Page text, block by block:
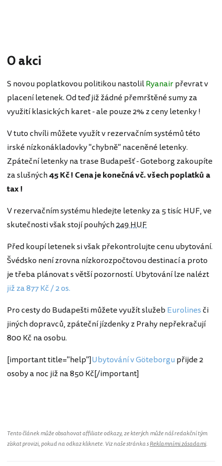
O akci
S novou poplatkovou politikou nastolilRyanairpřevrat v
placení letenek. Od teď již žádné přemrštěné sumy za
využití klasických karet - ale pouze 2% z ceny letenky !
V tuto chvíli můžete využít v rezervačním systémů této
irské nízkonákladovky "chybně" naceněné letenky.
Zpáteční letenky na trase Budapešť - Goteborg zakoupíte
za slušných45 Kč ! Cena je konečná vč. všech poplatků a
tax !
V rezervačním systému hledejte letenky za 5 tisíc HUF, ve
skutečnosti však stojí pouhých249 HUF
Před koupí letenek si však překontrolujte cenu ubytování.
Švédsko není zrovna nízkorozpočtovou destinací a proto
je třeba plánovat s větší pozorností. Ubytování lze nalézt
již za 877 Kč / 2 os.
Pro cesty do Budapešti můžete využít služeb Eurolinesči
jiných dopravců, zpáteční jízdenky z Prahy nepřekračují
800 Kč na osobu.
[important title="help"]Ubytování v Göteborgu přijde 2
osoby a noc již na 850 Kč[/important]
Tento článek může obsahovat affiliate odkazy, ze kterých může náš redakční tým
získat provizi, pokud na odkaz kliknete. Viz naše stránka sReklamními zásadami.